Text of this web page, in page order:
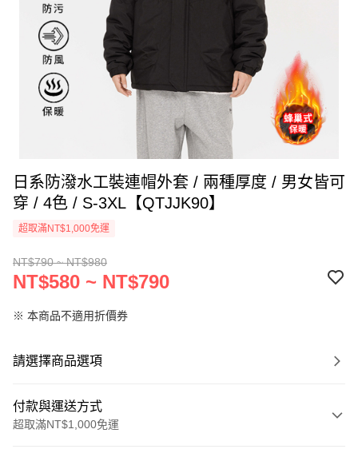
日系防潑水工裝連帽外套 / 兩種厚度 / 男女皆可
穿 / 4色 / S-3XL【QTJJK90】
超取滿NT$1,000免運
NT$790 ~ NT$980
NT$580 ~ NT$790
※ 本商品不適用折價券
請選擇商品選項
付款與運送方式
超取滿NT$1,000免運